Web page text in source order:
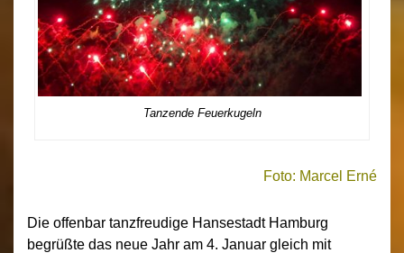
Tanzende Feuerkugeln
Foto: Marcel Erné
Die offenbar tanzfreudige Hansestadt Hamburg
begrüßte das neue Jahr am 4. Januar gleich mit